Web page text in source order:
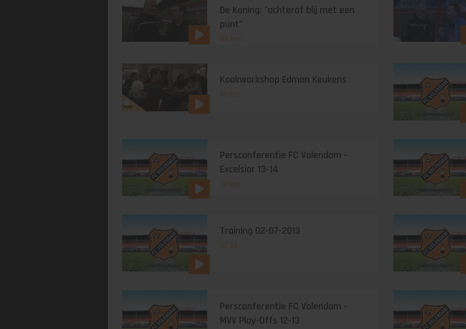
De Koning: "achteraf blij met een
punt"
04 nov
Kookworkshop Edmon Keukens
13 nov
Persconferentie FC Volendam -
Excelsior 13-14
13 sep
Training 02-07-2013
02 jul
Persconferentie FC Volendam -
MVV Play-Offs 12-13